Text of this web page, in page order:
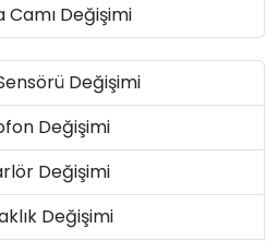
Camı Değişimi
Değişimi
Değişimi
Değişimi
Değişimi